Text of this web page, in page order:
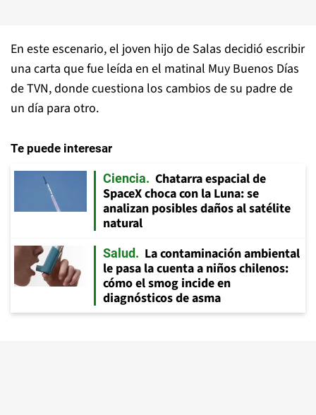
En este escenario, el joven hijo de Salas decidió escribir
una carta que fue leída en el matinal Muy Buenos Días
de TVN, donde cuestiona los cambios de su padre de
un día para otro.
Te puede interesar
Ciencia
Chatarra espacial de
SpaceX choca con la Luna: se
analizan posibles daños al satélite
natural
Salud
La contaminación ambiental
le pasa la cuenta a niños chilenos:
cómo el smog incide en
diagnósticos de asma